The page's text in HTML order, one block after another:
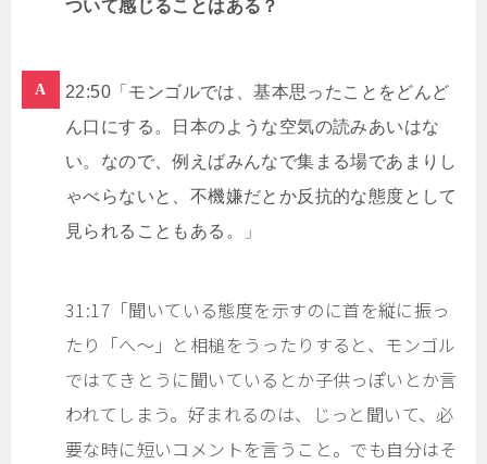
ついて感じることはある？
22:50「モンゴルでは、基本思ったことをどんど
ん口にする。日本のような空気の読みあいはな
い。なので、例えばみんなで集まる場であまりし
ゃべらないと、不機嫌だとか反抗的な態度として
見られることもある。」
31:17「聞いている態度を示すのに首を縦に振っ
たり「へ～」と相槌をうったりすると、モンゴル
ではてきとうに聞いているとか子供っぽいとか言
われてしまう。好まれるのは、じっと聞いて、必
要な時に短いコメントを言うこと。でも自分はそ